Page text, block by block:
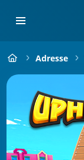
Adresse